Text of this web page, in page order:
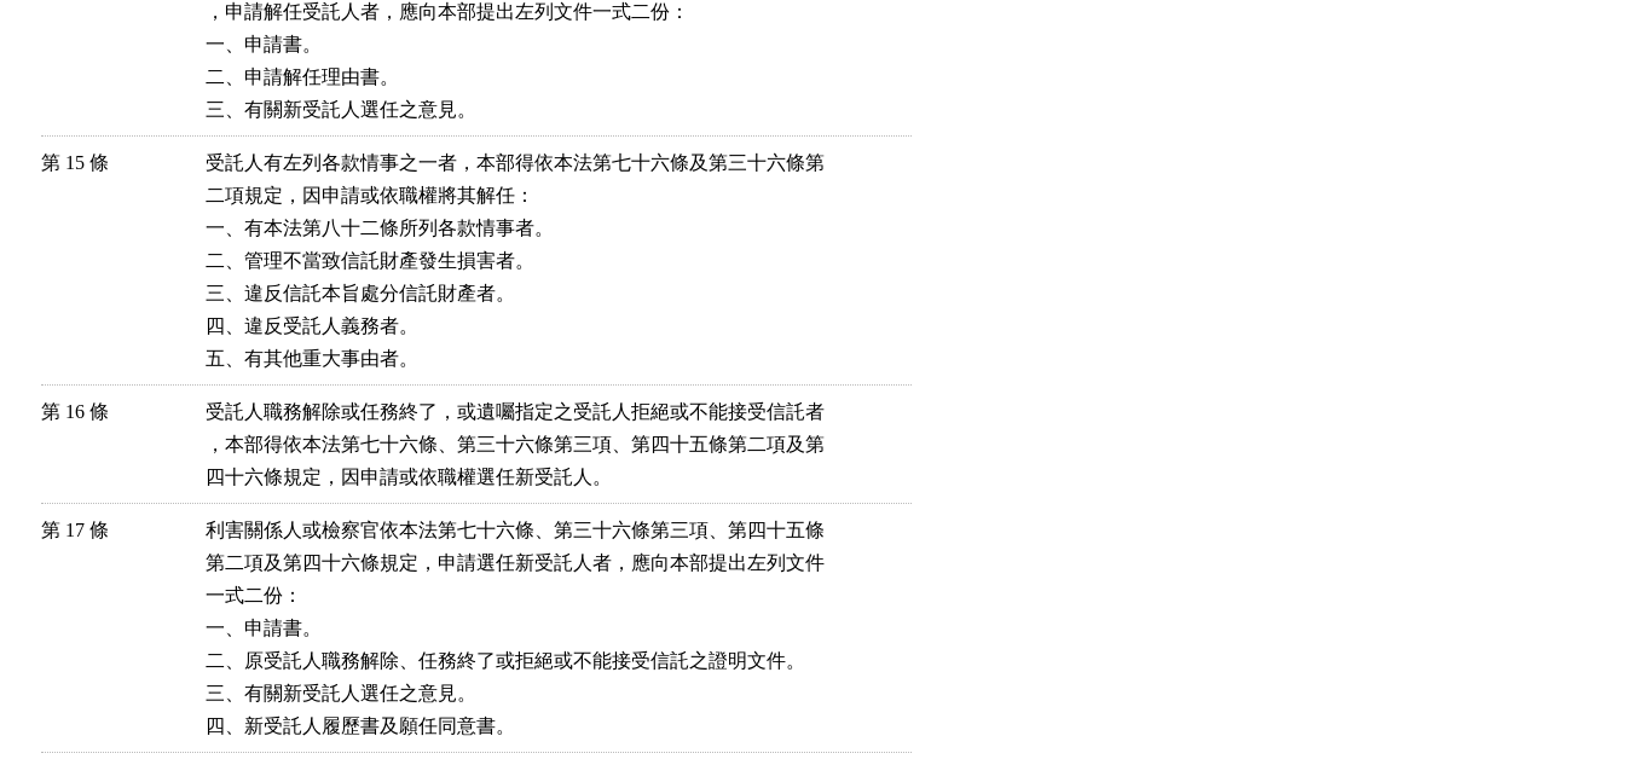
，申請解任受託人者，應向本部提出左列文件一式二份：
一、申請書。
二、申請解任理由書。
第 15 條
受託人有左列各款情事之一者，本部得依本法第七十六條及第三十六條第
二項規定，因申請或依職權將其解任：
一、有本法第八十二條所列各款情事者。
二、管理不當致信託財產發生損害者。
三、違反信託本旨處分信託財產者。
四、違反受託人義務者。
第 16 條
受託人職務解除或任務終了，或遺囑指定之受託人拒絕或不能接受信託者
，本部得依本法第七十六條、第三十六條第三項、第四十五條第二項及第
四十六條規定，因申請或依職權選任新受託人。
第 17 條
利害關係人或檢察官依本法第七十六條、第三十六條第三項、第四十五條
第二項及第四十六條規定，申請選任新受託人者，應向本部提出左列文件
一式二份：
一、申請書。
二、原受託人職務解除、任務終了或拒絕或不能接受信託之證明文件。
三、有關新受託人選任之意見。